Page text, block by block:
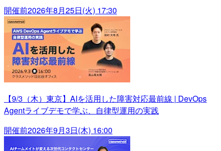
開催前2026年8月25日(火) 17:30
【9/3（木）東京】AIを活用した障害対応最前線 | DevOps
Agentライブデモで学ぶ、自律型運用の実践
開催前2026年9月3日(木) 16:00